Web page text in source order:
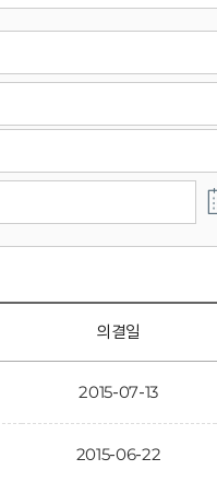
의결일
2015-07-13
2015-06-22